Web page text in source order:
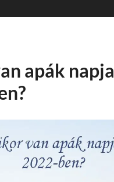
apák napja